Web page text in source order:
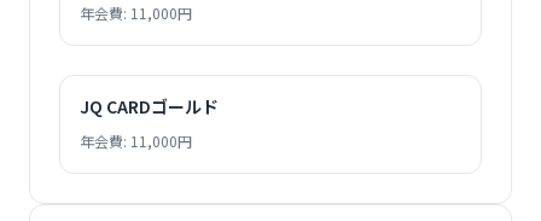
年会費: 11,000円
JQ CARDゴールド
年会費: 11,000円